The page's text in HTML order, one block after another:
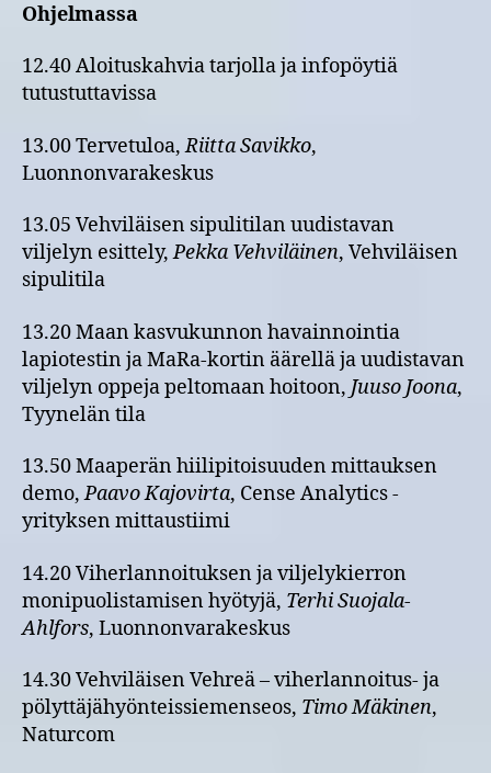
Ohjelmassa
12.40 Aloituskahvia tarjolla ja infopöytiä
tutustuttavissa
13.00 Tervetuloa,Riitta Savikko,
Luonnonvarakeskus
13.05 Vehviläisen sipulitilan uudistavan
viljelyn esittely,Pekka Vehviläinen, Vehviläisen
sipulitila
13.20 Maan kasvukunnon havainnointia
lapiotestin ja MaRa-kortin äärellä ja uudistavan
viljelyn oppeja peltomaan hoitoon, Juuso Joona,
Tyynelän tila
13.50 Maaperän hiilipitoisuuden mittauksen
demo,Paavo Kajovirta, Cense Analytics -
yrityksen mittaustiimi
14.20 Viherlannoituksen ja viljelykierron
monipuolistamisen hyötyjä, Terhi Suojala-
Ahlfors, Luonnonvarakeskus
14.30 Vehviläisen Vehreä – viherlannoitus- ja
pölyttäjähyönteissiemenseos, Timo Mäkinen,
Naturcom